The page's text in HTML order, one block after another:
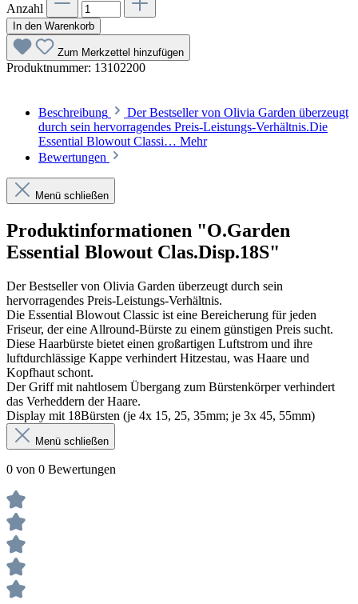
Anzahl
In den Warenkorb
Zum Merkzettel hinzufügen
Produktnummer: 13102200
Beschreibung
Der Bestseller von Olivia Garden überzeugt
durch sein hervorragendes Preis-Leistungs-Verhältnis.Die
Essential Blowout Classi… Mehr
Bewertungen
Menü schließen
Produktinformationen "O.Garden
Essential Blowout Clas.Disp.18S"
Der Bestseller von Olivia Garden überzeugt durch sein
hervorragendes Preis-Leistungs-Verhältnis.
Die Essential Blowout Classic ist eine Bereicherung für jeden
Friseur, der eine Allround-Bürste zu einem günstigen Preis sucht.
Diese Haarbürste bietet einen großartigen Luftstrom und ihre
luftdurchlässige Kappe verhindert Hitzestau, was Haare und
Kopfhaut schont.
Der Griff mit nahtlosem Übergang zum Bürstenkörper verhindert
das Verheddern der Haare.
Display mit 18Bürsten (je 4x 15, 25, 35mm; je 3x 45, 55mm)
Menü schließen
0 von 0 Bewertungen